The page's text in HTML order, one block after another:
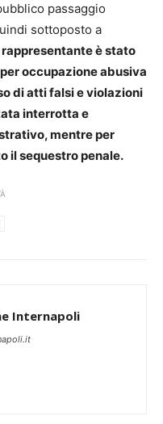
passaggio
sottoposto a
è stato
occupazione abusiva
di atti falsi e violazioni
interrotta e
mentre per
il sequestro penale.
Internapoli